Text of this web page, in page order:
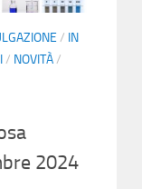
/ IN
/ NOVITÀ/
2024